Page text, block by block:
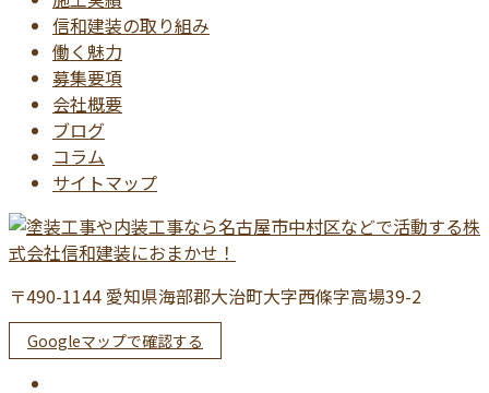
信和建装の取り組み
働く魅力
募集要項
会社概要
ブログ
コラム
サイトマップ
〒490-1144 愛知県海部郡大治町大字西條字高場39-2
Googleマップで確認する